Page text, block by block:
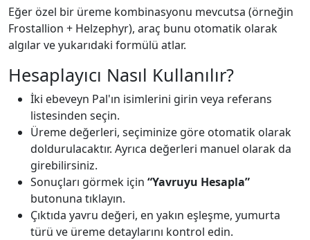
Eğer özel bir üreme kombinasyonu mevcutsa (örneğin
Frostallion + Helzephyr), araç bunu otomatik olarak
algılar ve yukarıdaki formülü atlar.
Hesaplayıcı Nasıl Kullanılır?
İki ebeveyn Pal'ın isimlerini girin veya referans
listesinden seçin.
Üreme değerleri, seçiminize göre otomatik olarak
doldurulacaktır. Ayrıca değerleri manuel olarak da
girebilirsiniz.
Sonuçları görmek için “Yavruyu Hesapla”
butonuna tıklayın.
Çıktıda yavru değeri, en yakın eşleşme, yumurta
türü ve üreme detaylarını kontrol edin.